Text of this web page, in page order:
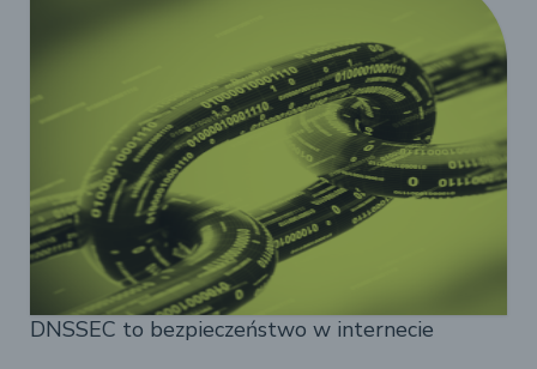
DNSSEC to bezpieczeństwo w internecie